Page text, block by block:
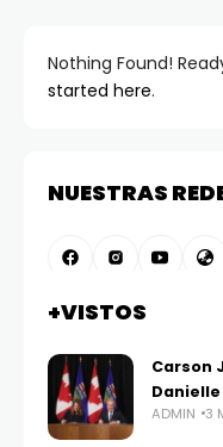
Nothing Found!
started here.
NUESTRAS
+VISTOS
Carson
ADMIN 3